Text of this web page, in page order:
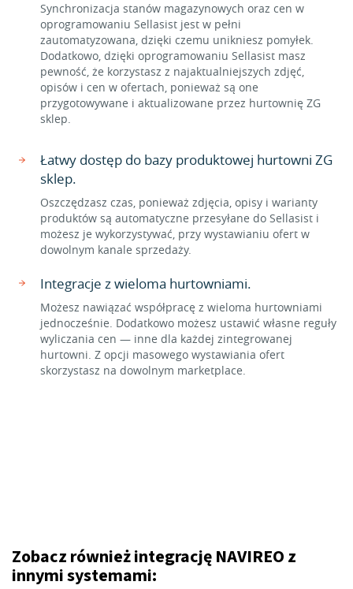
Synchronizacja stanów magazynowych oraz cen w
oprogramowaniu Sellasist jest w pełni
zautomatyzowana, dzięki czemu unikniesz pomyłek.
Dodatkowo, dzięki oprogramowaniu Sellasist masz
pewność, że korzystasz z najaktualniejszych zdjęć,
opisów i cen w ofertach, ponieważ są one
przygotowywane i aktualizowane przez hurtownię ZG
sklep.
Łatwy dostęp do bazy produktowej hurtowni ZG
sklep.
Oszczędzasz czas, ponieważ zdjęcia, opisy i warianty
produktów są automatyczne przesyłane do Sellasist i
możesz je wykorzystywać, przy wystawianiu ofert w
dowolnym kanale sprzedaży.
Integracje z wieloma hurtowniami.
Możesz nawiązać współpracę z wieloma hurtowniami
jednocześnie. Dodatkowo możesz ustawić własne reguły
wyliczania cen — inne dla każdej zintegrowanej
hurtowni. Z opcji masowego wystawiania ofert
skorzystasz na dowolnym marketplace.
Zobacz również integrację NAVIREO z
innymi systemami: